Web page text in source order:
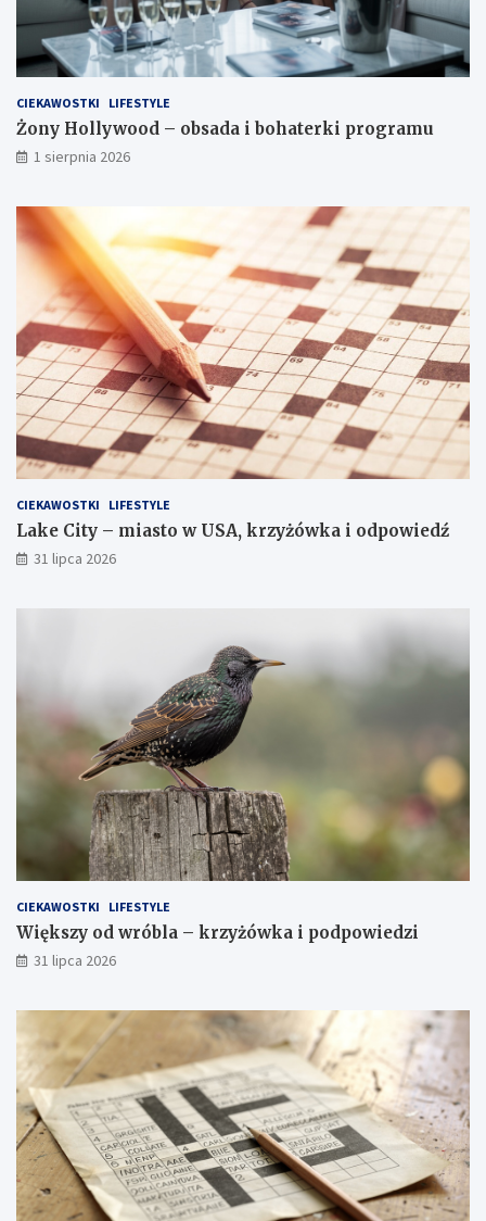
CIEKAWOSTKI LIFESTYLE
Żony Hollywood – obsada i bohaterki programu
1 sierpnia 2026
CIEKAWOSTKI LIFESTYLE
Lake City – miasto w USA, krzyżówka i odpowiedź
31 lipca 2026
CIEKAWOSTKI LIFESTYLE
Większy od wróbla – krzyżówka i podpowiedzi
31 lipca 2026